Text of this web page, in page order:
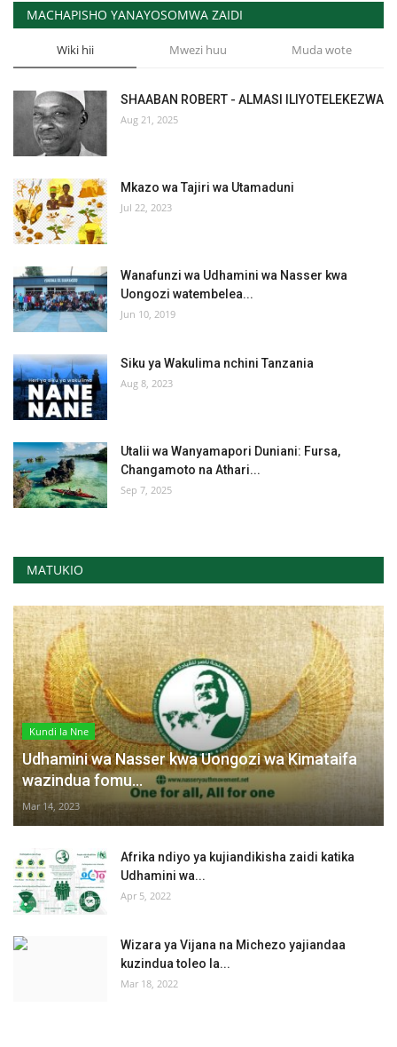
MACHAPISHO YANAYOSOMWA ZAIDI
Wiki hii Mwezi huu Muda wote
SHAABAN ROBERT - ALMASI ILIYOTELEKEZWA
Aug 21, 2025
Mkazo wa Tajiri wa Utamaduni
Jul 22, 2023
Wanafunzi wa Udhamini wa Nasser kwa
Uongozi watembelea...
Jun 10, 2019
Siku ya Wakulima nchini Tanzania
Aug 8, 2023
Utalii wa Wanyamapori Duniani: Fursa,
Changamoto na Athari...
Sep 7, 2025
MATUKIO
Kundi la Nne
Udhamini wa Nasser kwa Uongozi wa Kimataifa
wazindua fomu...
Mar 14, 2023
Afrika ndiyo ya kujiandikisha zaidi katika
Udhamini wa...
Apr 5, 2022
Wizara ya Vijana na Michezo yajiandaa
kuzindua toleo la...
Mar 18, 2022